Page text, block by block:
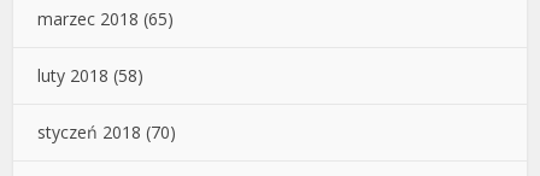
marzec 2018 (65)
luty 2018 (58)
styczeń 2018 (70)